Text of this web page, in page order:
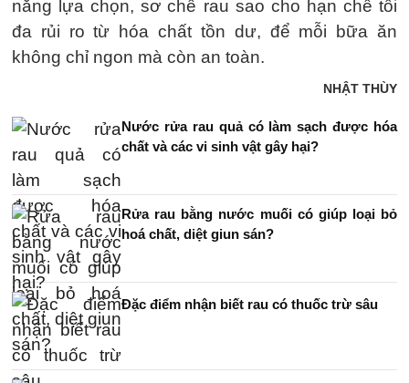
năng lựa chọn, sơ chế rau sao cho hạn chế tối
đa rủi ro từ hóa chất tồn dư, để mỗi bữa ăn
không chỉ ngon mà còn an toàn.
NHẬT THÙY
Nước rửa rau quả có làm sạch được hóa
chất và các vi sinh vật gây hại?
Rửa rau bằng nước muối có giúp loại bỏ
hoá chất, diệt giun sán?
Đặc điểm nhận biết rau có thuốc trừ sâu